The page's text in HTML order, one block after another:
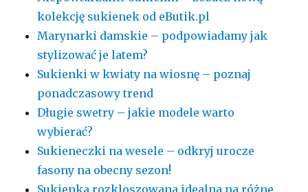
kolekcję sukienek od eButik.pl
Marynarki damskie – podpowiadamy jak
stylizować je latem?
Sukienki w kwiaty na wiosnę – poznaj
ponadczasowy trend
Długie swetry – jakie modele warto
wybierać?
Sukieneczki na wesele – odkryj urocze
fasony na obecny sezon!
Sukienka rozkloszowana idealna na różne